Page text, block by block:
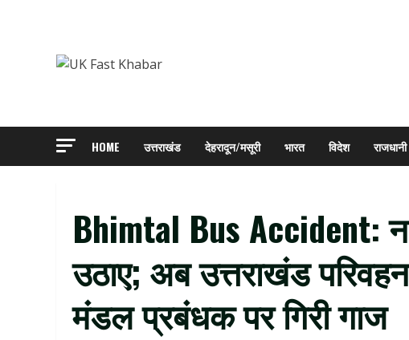
HOME उत्तराखंड देहरादून/मसूरी भारत विदेश
Bhimtal Bus Accident:
उठाए; अब उत्तराखंड
मंडल प्रबंधक पर गिरी गाज